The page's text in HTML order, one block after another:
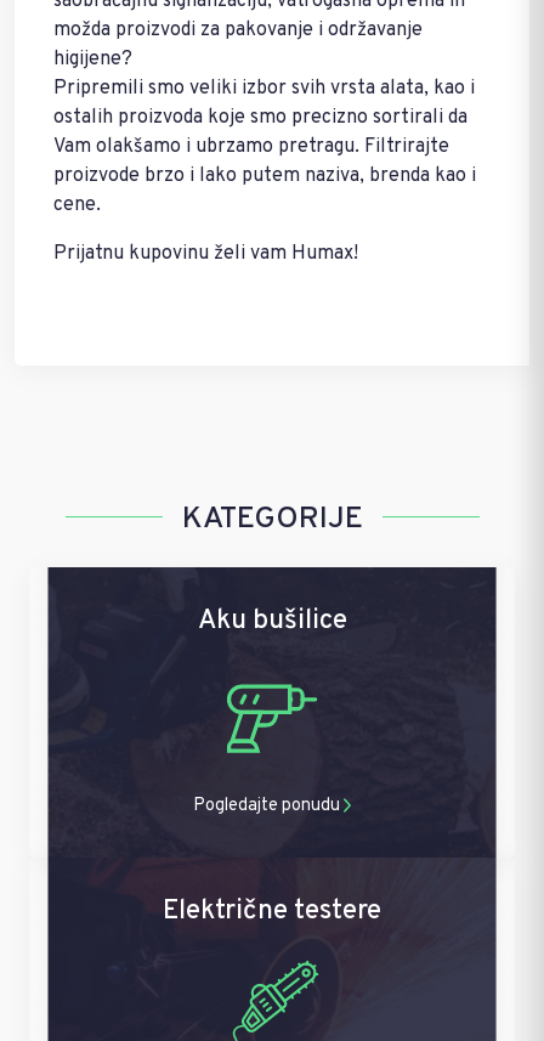
možda proizvodi za pakovanje i održavanje
higijene?
Pripremili smo veliki izbor svih vrsta alata, kao i
ostalih proizvoda koje smo precizno sortirali da
Vam olakšamo i ubrzamo pretragu. Filtrirajte
proizvode brzo i lako putem naziva, brenda kao i
cene.
Prijatnu kupovinu želi vam Humax!
KATEGORIJE
Aku bušilice
Pogledajte ponudu
Električne testere